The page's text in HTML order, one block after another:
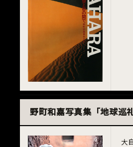
野町和嘉写真集「地球巡
大